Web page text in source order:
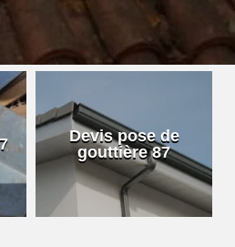
Devis pose de
gouttière 87